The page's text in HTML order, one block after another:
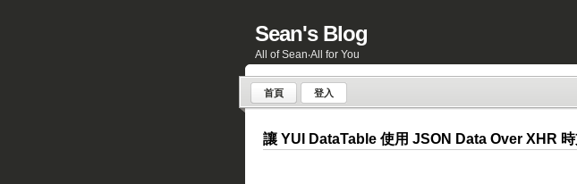
首頁 登入
Sean's Blog
All of Sean‧All for You
讓 YUI DataTable 使用 JSON Data Over XHR